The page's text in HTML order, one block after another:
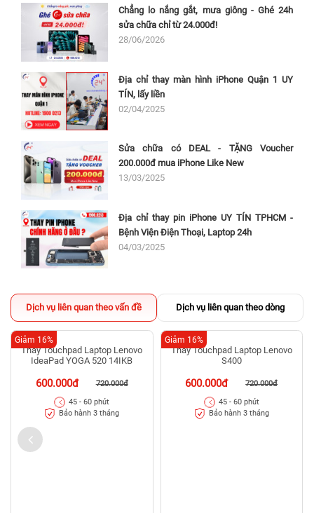
Chẳng lo nắng gắt, mưa giông - Ghé 24h
sửa chữa chỉ từ 24.000đ!
28/06/2026
Địa chỉ thay màn hình iPhone Quận 1 UY
TÍN, lấy liền
02/04/2025
Sửa chữa có DEAL - TẶNG Voucher
200.000đ mua iPhone Like New
13/03/2025
Địa chỉ thay pin iPhone UY TÍN TPHCM -
Bệnh Viện Điện Thoại, Laptop 24h
04/03/2025
Dịch vụ liên quan theo vấn đề Dịch vụ liên quan theo dòng
Thay Touchpad Laptop Lenovo
IdeaPad YOGA 520 14IKB
600.000đ 720.000đ
Giảm 16%
45 - 60 phút
Bảo hành 3 tháng
Thay Touchpad Laptop Lenovo
S400
600.000đ 720.000đ
Giảm 16%
45 - 60 phút
Bảo hành 3 tháng